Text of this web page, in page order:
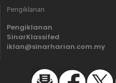
Pengiklanan
Pengiklanan
SinarKlassifed
iklan@sinarharian.com.my